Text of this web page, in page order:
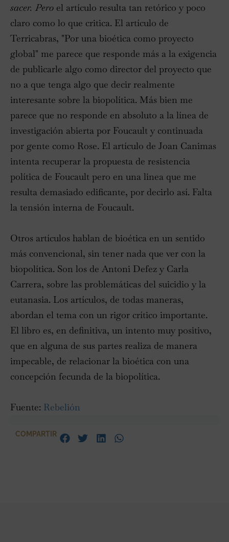
sacer. Pero el artículo resulta tan retórico y poco
claro como lo que critica. El artículo de
Terricabras, "Por una bioética como proyecto
global" me parece que responde más a la exigencia
de publicarle algo como director del proyecto que
no a que tenga algo que decir realmente
interesante sobre la biopolítica. Más bien me
parece que no responde en absoluto a la línea de
investigación abierta por Foucault y continuada
por gente como Rose. El artículo de Joan Canimas
intenta recuperar la propuesta de resistencia
política de Foucault pero en una linea que me
resulta demasiado edificante, por decirlo así. Falta
la tensión interna de Foucault.
Otros artículos hablan de bioética en un sentido
más convencional, sin tener nada que ver con la
biopolítica. Son los de Antoni Defez y Carla
Carrera, sobre las problemáticas del suicidio y la
eutanasia. Los artículos, de todas maneras,
abordan el tema con un rigor crítico importante.
El libro es, en definitiva, un intento muy positivo,
que en alguna de sus partes realiza de manera
impecable, de relacionar la bioética con una
concepción fecunda de la biopolítica.
Fuente: Rebelión
COMPARTIR